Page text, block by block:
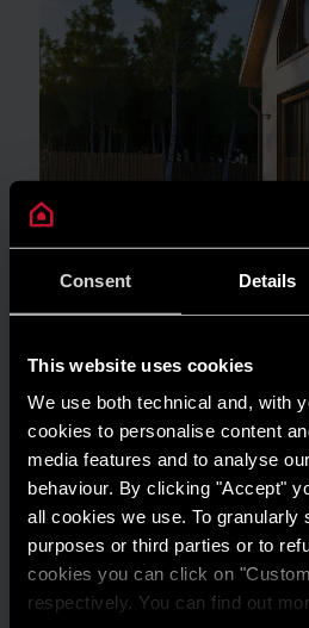
Consent Details
This website uses cookies
We use both technical and, with
cookies to personalise content
media features and to analyse
behaviour. By clicking "Accept"
all cookies we use. To granularly
purposes or third parties or to
cookies you can click on
respectively. You can find out
WSKAZÓWKI I ROZWIĄZANIA
Chłodzenie pompą
PRZECZYTAJ